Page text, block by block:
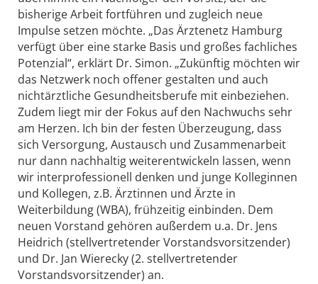
bisherige Arbeit fortführen und zugleich neue
Impulse setzen möchte. „Das Ärztenetz Hamburg
verfügt über eine starke Basis und großes fachliches
Potenzial“, erklärt Dr. Simon. „Zukünftig möchten wir
das Netzwerk noch offener gestalten und auch
nichtärztliche Gesundheitsberufe mit einbeziehen.
Zudem liegt mir der Fokus auf den Nachwuchs sehr
am Herzen. Ich bin der festen Überzeugung, dass
sich Versorgung, Austausch und Zusammenarbeit
nur dann nachhaltig weiterentwickeln lassen, wenn
wir interprofessionell denken und junge Kolleginnen
und Kollegen, z.B. Ärztinnen und Ärzte in
Weiterbildung (WBA), frühzeitig einbinden. Dem
neuen Vorstand gehören außerdem u.a. Dr. Jens
Heidrich (stellvertretender Vorstandsvorsitzender)
und Dr. Jan Wierecky (2. stellvertretender
Vorstandsvorsitzender) an.